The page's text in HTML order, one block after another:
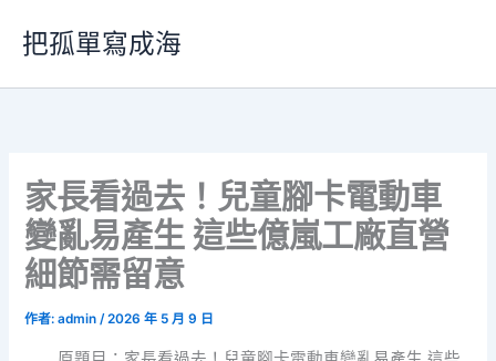
要
把孤單寫成海
家長看過去！兒童腳卡電動車
變亂易產生 這些億嵐工廠直營
細節需留意
作者:admin/2026 年 5 月 9 日